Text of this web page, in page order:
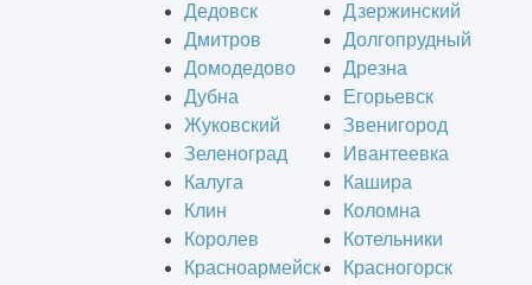
Дедовск
Дзержинский
Дмитров
Долгопрудный
Домодедово
Дрезна
Дубна
Егорьевск
Жуковский
Звенигород
Зеленоград
Ивантеевка
Калуга
Кашира
Клин
Коломна
Королев
Котельники
Красноармейск
Красногорск